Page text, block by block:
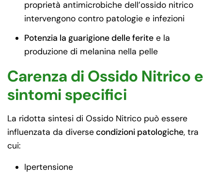
proprietà antimicrobiche dell’ossido nitrico
intervengono contro patologie e infezioni
Potenzia la guarigione delle ferite e la
produzione di melanina nella pelle
Carenza di Ossido Nitrico e
sintomi specifici
La ridotta sintesi di Ossido Nitrico può essere
influenzata da diversecondizioni patologiche, tra
cui:
Ipertensione